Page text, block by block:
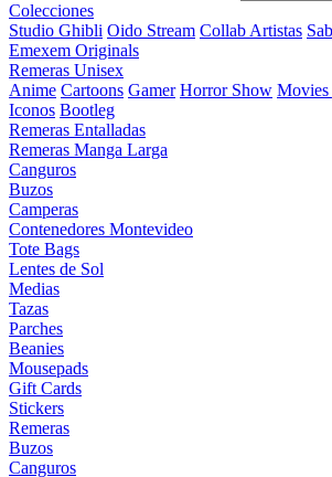
Colecciones
Studio Ghibli Oido Stream Collab Artistas
Emexem Originals
Remeras Unisex
Anime Cartoons Gamer Horror Show Movies
Iconos Bootleg
Remeras Entalladas
Remeras Manga Larga
Canguros
Buzos
Camperas
Contenedores Montevideo
Tote Bags
Lentes de Sol
Medias
Tazas
Parches
Beanies
Mousepads
Gift Cards
Stickers
Remeras
Buzos
Canguros